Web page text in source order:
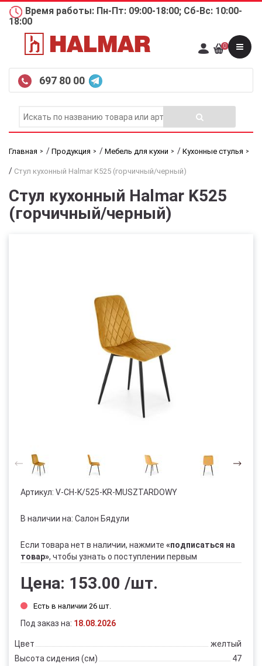
Время работы: Пн-Пт: 09:00-18:00; Сб-Вс: 10:00-
18:00
697 80 00
0
Главная / Продукция / Мебель для кухни / Кухонные стулья
/ Стул кухонный Halmar K525 (горчичный/черный)
Стул кухонный Halmar K525
(горчичный/черный)
Артикул: V-CH-K/525-KR-MUSZTARDOWY
В наличии на: Салон Бядули
Если товара нет в наличии, нажмите «подписаться на
товар», чтобы узнать о поступлении первым
Цена: 153.00 /шт.
Есть в наличии 26 шт.
Под заказ на: 18.08.2026
Цвет
желтый
Высота сидения (см)
47